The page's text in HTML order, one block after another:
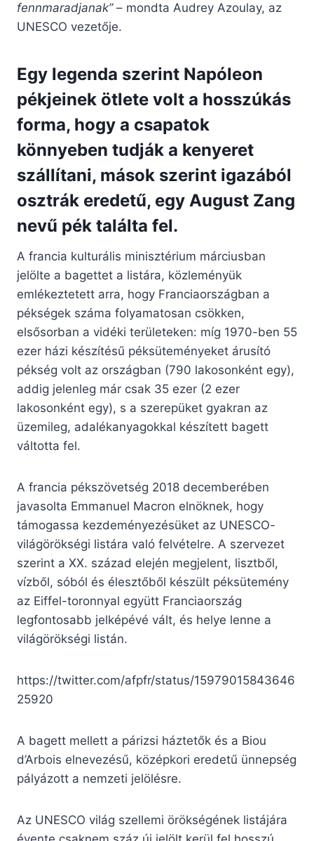
fennmaradjanak”– mondta Audrey Azoulay, az
UNESCO vezetője.
Egy legenda szerint Napóleon
pékjeinek ötlete volt a hosszúkás
forma, hogy a csapatok
könnyeben tudják a kenyeret
szállítani, mások szerint igazából
osztrák eredetű, egy August Zang
nevű pék találta fel.
A francia kulturális minisztérium márciusban
jelölte a bagettet a listára, közleményük
emlékeztetett arra, hogy Franciaországban a
pékségek száma folyamatosan csökken,
elsősorban a vidéki területeken: míg 1970-ben 55
ezer házi készítésű péksüteményeket árusító
pékség volt az országban (790 lakosonként egy),
addig jelenleg már csak 35 ezer (2 ezer
lakosonként egy), s a szerepüket gyakran az
üzemileg, adalékanyagokkal készített bagett
váltotta fel.
A francia pékszövetség 2018 decemberében
javasolta Emmanuel Macron elnöknek, hogy
támogassa kezdeményezésüket az UNESCO-
világörökségi listára való felvételre. A szervezet
szerint a XX. század elején megjelent, lisztből,
vízből, sóból és élesztőből készült péksütemény
az Eiffel-toronnyal együtt Franciaország
legfontosabb jelképévé vált, és helye lenne a
világörökségi listán.
https://twitter.com/afpfr/status/15979015843646
25920
A bagett mellett a párizsi háztetők és a Biou
d’Arbois elnevezésű, középkori eredetű ünnepség
pályázott a nemzeti jelölésre.
Az UNESCO világ szellemi örökségének listájára